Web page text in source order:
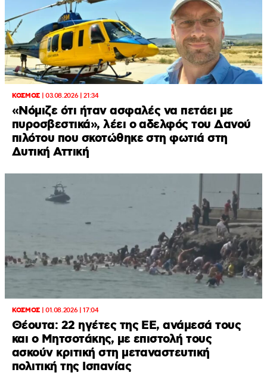
ΚΟΣΜΟΣ| 03.08.2026 | 21:34
«Νόμιζε ότι ήταν ασφαλές να πετάει με
πυροσβεστικά», λέει ο αδελφός του Δανού
πιλότου που σκοτώθηκε στη φωτιά στη
Δυτική Αττική
ΚΟΣΜΟΣ| 01.08.2026 | 17:04
Θέουτα: 22 ηγέτες της ΕΕ, ανάμεσά τους
και ο Μητσοτάκης, με επιστολή τους
ασκούν κριτική στη μεταναστευτική
πολιτική της Ισπανίας